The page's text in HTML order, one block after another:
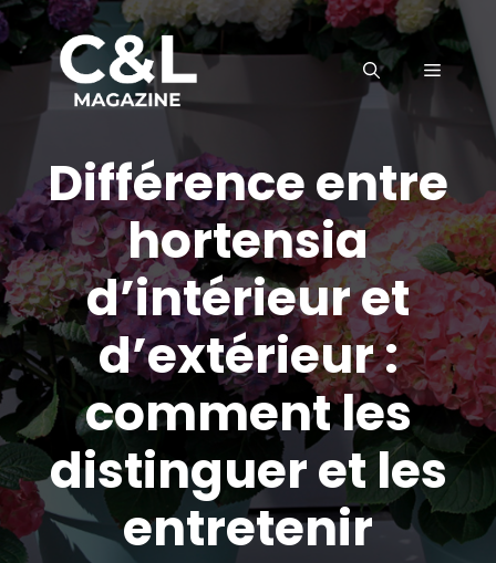
Aller
au
contenu
MENU
Différence entre
hortensia
d’intérieur et
d’extérieur :
comment les
distinguer et les
entretenir